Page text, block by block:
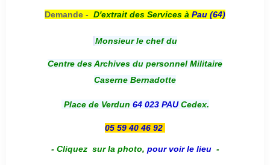
Demande - D'extrait des Services à Pau (64)
Monsieur le chef du
Centre des Archives du personnel Militaire
Caserne Bernadotte
Place de Verdun 64 023 PAUCedex.
05 59 40 46 92
- Cliquez sur la photo, pour voir le lieu -